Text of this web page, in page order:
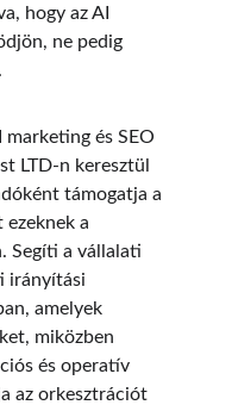
hogy az AI
ne pedig
marketing és SEO
LTD-n keresztül
támogatja a
a
Segíti a vállalati
irányítási
amelyek
miközben
és operatív
az orkesztrációt